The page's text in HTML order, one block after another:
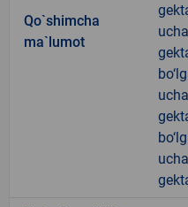
Qo`shimcha
ma`lumot